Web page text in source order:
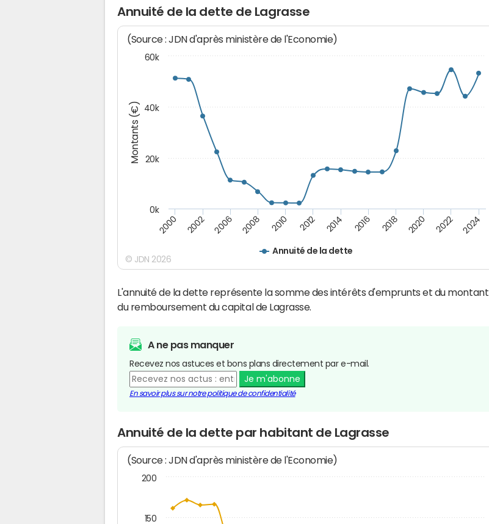
Annuité de la dette de Lagrasse
Montants (€)
(Source : JDN d'après ministère de l'Economie)
Annuité de la dette
2000 2002 2006 2008 2010 2012 2014 2016 2018 2020 2022 2024
0k
20k
40k
60k
© JDN 2026
L'annuité de la dette représente la somme des intérêts d'emprunts et du montant
du remboursement du capital de Lagrasse.
A ne pas manquer
Recevez nos astuces et bons plans directement par e-mail.
Je m'abonne
En savoir plus sur notre politique de confidentialité
Annuité de la dette par habitant de Lagrasse
(Source : JDN d'après ministère de l'Economie)
150
200